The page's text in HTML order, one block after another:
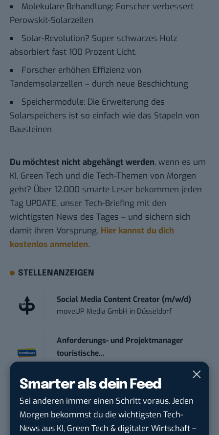
Smarter als dein Feed
Sei anderen immer einen Schritt voraus. Jeden
Morgen bekommst du die wichtigsten Tech-
News aus KI, Green Tech & digitaler Wirtschaft –
Molekulare Behandlung: Forscher verbessert
Perowskit-Solarzellen
Solar-Revolution? Super schwarzes Holz
absorbiert fast 100 Prozent Licht.
Forscher erhöhen Effizienz von
Tandemsolarzellen – durch neue Beschichtung
Speichermodule: Die Erweiterung des
Solarspeichers ist so einfach wie das Stapeln von
Bausteinen
Du möchtest nicht abgehängt werden, wenn es um
KI, Green Tech und die Tech-Themen von Morgen
geht? Über 12.000 smarte Leser bekommen jeden
Tag UPDATE, unser Tech-Briefing mit den
wichtigsten News des Tages – und sichern sich
damit ihren Vorsprung. Hier kannst du dich
kostenlos anmelden.
STELLENANZEIGEN
Social Media Content Creator (m/w/d)
moveUP Media GmbH in Düsseldorf
Anforderungs- und Projektmanager
touristische...
Creation...
Wiedmann & Winz GmbHinGeislingen an
der Steige